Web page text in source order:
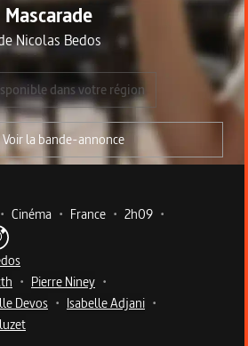
Mascarade
Nicolas Bedos
dans votre région
Voir la bande-annonce
• Cinéma • France • 2h09 •
• Pierre Niney •
Devos • Isabelle Adjani •